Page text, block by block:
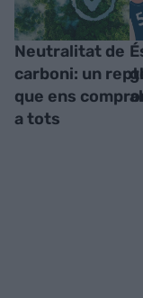
Neutralitat de
carboni: un
que ens
a tots